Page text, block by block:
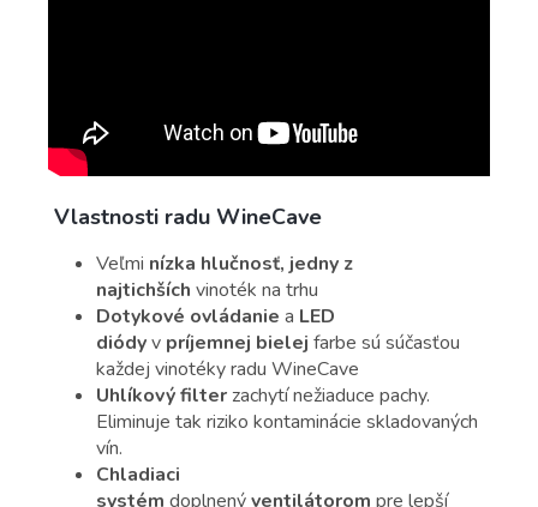
Vlastnosti radu WineCave
Veľmi nízka hlučnosť, jedny z
najtichších vinoték na trhu
Dotykové ovládanie a LED
diódyv príjemnej bielej farbe sú súčasťou
každej vinotéky radu WineCave
Uhlíkový filter zachytí nežiaduce pachy.
Eliminuje tak riziko kontaminácie skladovaných
vín.
Chladiaci
systém doplnenýventilátorom pre lepší